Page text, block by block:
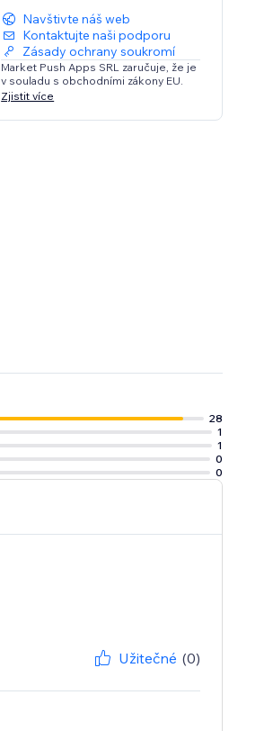
Navštivte náš web
Kontaktujte naši podporu
Zásady ochrany soukromí
Market Push Apps SRL zaručuje, že je
v souladu s obchodními zákony EU.
Zjistit více
28
1
1
0
0
Užitečné (0)